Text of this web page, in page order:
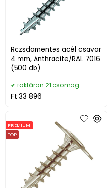
Rozsdamentes acél csavar
4 mm, Anthracite/RAL 7016
(500 db)
raktáron 21 csomag
Ft 33 896
PREMIUM
TOP